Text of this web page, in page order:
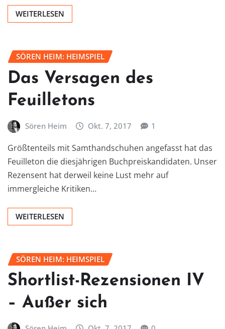
WEITERLESEN
SÖREN HEIM: HEIMSPIEL
Das Versagen des
Feuilletons
Sören Heim Okt. 7, 2017 1
Größtenteils mit Samthandschuhen angefasst hat das
Feuilleton die diesjährigen Buchpreiskandidaten. Unser
Rezensent hat derweil keine Lust mehr auf
immergleiche Kritiken…
WEITERLESEN
SÖREN HEIM: HEIMSPIEL
Shortlist-Rezensionen IV
– Außer sich